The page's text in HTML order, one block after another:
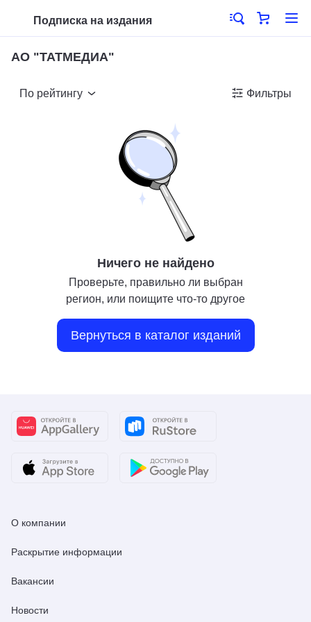
Подписка на издания
АО "ТАТМЕДИА"
По рейтингу Фильтры
Ничего не найдено
Проверьте, правильно ли выбран
регион, или поищите что-то другое
Вернуться в каталог изданий
О компании
Раскрытие информации
Вакансии
Новости